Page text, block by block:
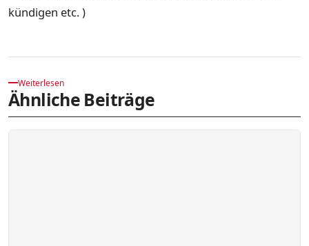
kündigen etc. )
Weiterlesen
Ähnliche Beiträge